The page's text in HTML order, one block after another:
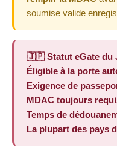
soumise valide
🇯🇵 Statut eGate du
Éligible à la porte
Exigence de
MDAC toujours
Temps de
La plupart des pays